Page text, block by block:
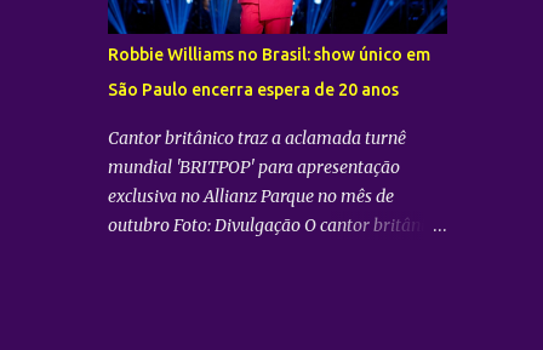
do astro rodará o mundo com apresentações
distribuídas pela Ásia, América do Norte e
encontro com os fãs brasileiros em São
Paulo, a agenda internacional do artista tem
paradas confirmadas em metrópoles como
Seul, San José, Los Angeles, Las Vegas, Grand
Prairie, Chicago, Newark, Monterrey, Cidade
Robbie Williams no Brasil: show único em
São Paulo encerra espera de 20 anos
Cantor britânico traz a aclamada turnê
mundial 'BRITPOP' para apresentação
exclusiva no Allianz Parque no mês de
outubro Foto: Divulgação O cantor britânico